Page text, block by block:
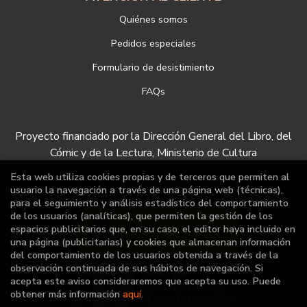
Quiénes somos
Pedidos especiales
Formulario de desistimiento
FAQs
Proyecto financiado por la Dirección General del Libro, del
Cómic y de la Lectura, Ministerio de Cultura
Esta web utiliza cookies propias y de terceros que permiten al
usuario la navegación a través de una página web (técnicas),
para el seguimiento y análisis estadístico del comportamiento
de los usuarios (analíticas), que permiten la gestión de los
espacios publicitarios que, en su caso, el editor haya incluido en
una página (publicitarias) y cookies que almacenan información
del comportamiento de los usuarios obtenida a través de la
observación continuada de sus hábitos de navegación. Si
acepta este aviso consideraremos que acepta su uso. Puede
obtener más información aquí.